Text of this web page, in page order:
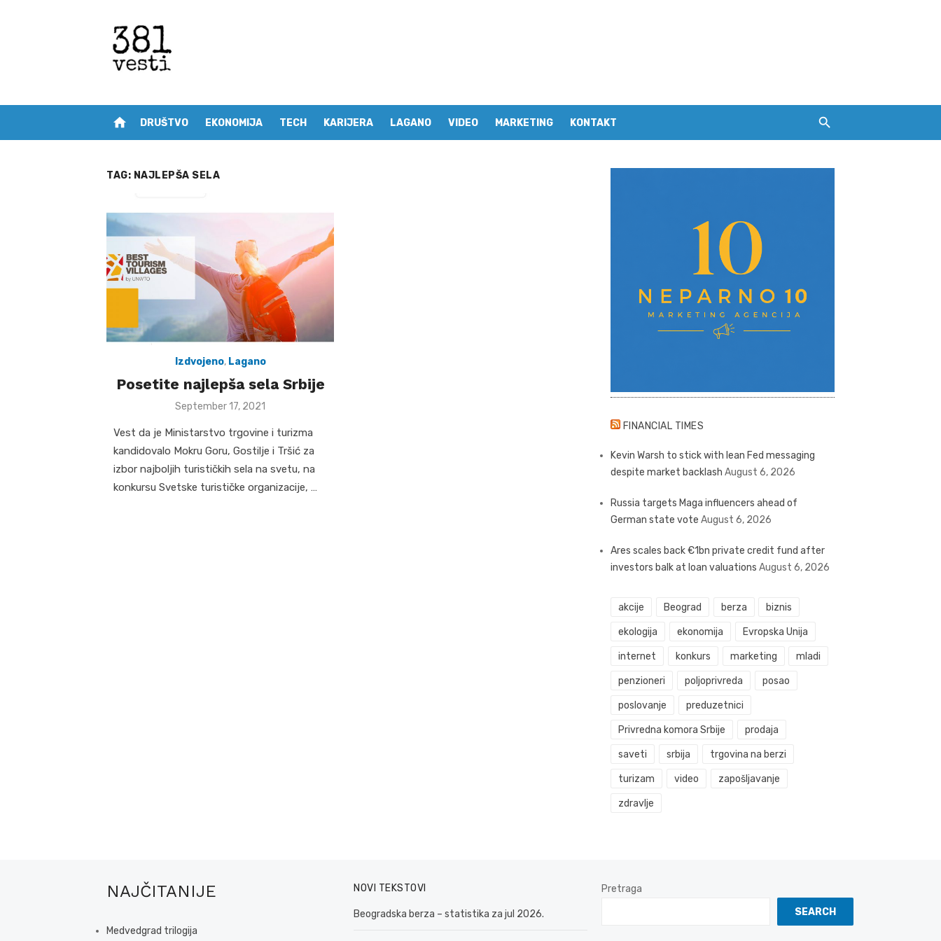
home DRUŠTVO EKONOMIJA TECH KARIJERA LAGANO VIDEO MARKETING KONTAKT
TAG: NAJLEPŠA SELA
Izdvojeno, Lagano
Posetite najlepša sela Srbije
Posted
September 17, 2021
Vest da je Ministarstvo trgovine i turizma
kandidovalo Mokru Goru, Gostilje i Tršić za
izbor najboljih turističkih sela na svetu, na
konkursu Svetske turističke organizacije, …
FINANCIAL TIMES
Kevin Warsh to stick with lean Fed messaging
despite market backlash August 6, 2026
Russia targets Maga influencers ahead of
German state vote August 6, 2026
Ares scales back €1bn private credit fund after
investors balk at loan valuations August 6, 2026
akcije Beograd berza biznis
ekologija ekonomija Evropska Unija
internet konkurs marketing mladi
penzioneri poljoprivreda posao
poslovanje preduzetnici
Privredna komora Srbije prodaja
saveti srbija trgovina na berzi
turizam video zapošljavanje
zdravlje
NAJČITANIJE
Medvedgrad trilogija
NOVI TEKSTOVI
Beogradska berza – statistika za jul 2026.
Pretraga
SEARCH